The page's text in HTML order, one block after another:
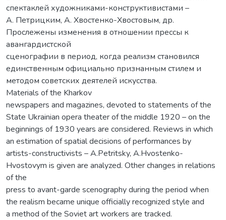
спектаклей художниками-конструктивистами –
А. Петрицким, А. Хвостенко-Хвостовым, др.
Прослежены изменения в отношении прессы к
авангардистской
сценографии в период, когда реализм становился
единственным официально признанным стилем и
методом советских деятелей искусства.
Materials of the Kharkov
newspapers and magazines, devoted to statements of the
State Ukrainian opera theater of the middle 1920 – on the
beginnings of 1930 years are considered. Reviews in which
an estimation of spatial decisions of performances by
artists-constructivists – A.Petritsky, A.Hvostenko-
Hvostovym is given are analyzed. Other changes in relations
of the
press to avant-garde scenography during the period when
the realism became unique officially recognized style and
a method of the Soviet art workers are tracked.